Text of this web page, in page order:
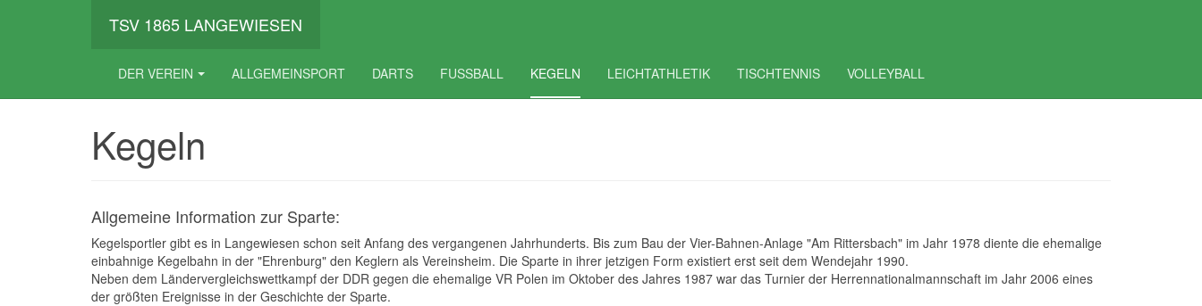
TSV 1865 LANGEWIESEN
DER VEREIN ALLGEMEINSPORT DARTS FUSSBALL KEGELN LEICHTATHLETIK TISCHTENNIS VOLLEYBALL
Kegeln
Allgemeine Information zur Sparte:
Kegelsportler gibt es in Langewiesen schon seit Anfang des vergangenen Jahrhunderts. Bis zum Bau der Vier-Bahnen-Anlage "Am Rittersbach" im Jahr 1978 diente die ehemalige
einbahnige Kegelbahn in der "Ehrenburg" den Keglern als Vereinsheim. Die Sparte in ihrer jetzigen Form existiert erst seit dem Wendejahr 1990.
Neben dem Ländervergleichswettkampf der DDR gegen die ehemalige VR Polen im Oktober des Jahres 1987 war das Turnier der Herrennationalmannschaft im Jahr 2006 eines
der größten Ereignisse in der Geschichte der Sparte.